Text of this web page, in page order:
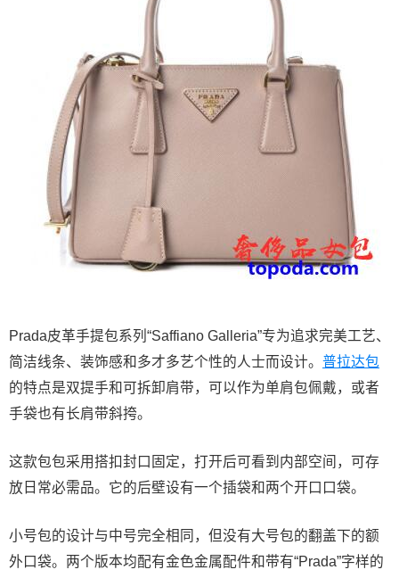
Prada皮革手提包系列“Saffiano Galleria”专为追求完美工艺、
简洁线条、装饰感和多才多艺个性的人士而设计。 普拉达包
的特点是双提手和可拆卸肩带，可以作为单肩包佩戴，或者
手袋也有长肩带斜挎。
这款包包采用搭扣封口固定，打开后可看到内部空间，可存
放日常必需品。它的后壁设有一个插袋和两个开口口袋。
小号包的设计与中号完全相同，但没有大号包的翻盖下的额
外口袋。两个版本均配有金色金属配件和带有“Prada”字样的